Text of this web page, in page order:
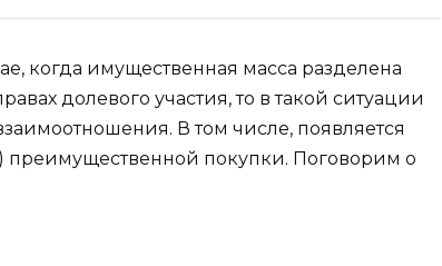
когда имущественная масса разделена
долевого участия, то в такой ситуации
В том числе, появляется
преимущественной покупки. Поговорим о